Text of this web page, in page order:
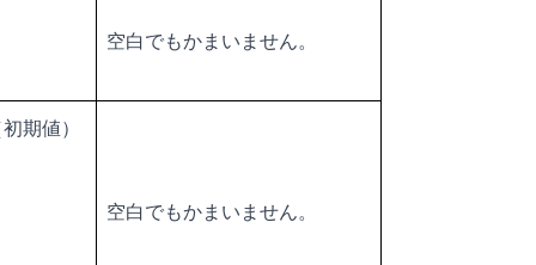
空白でもかまいません。
期値）
空白でもかまいません。